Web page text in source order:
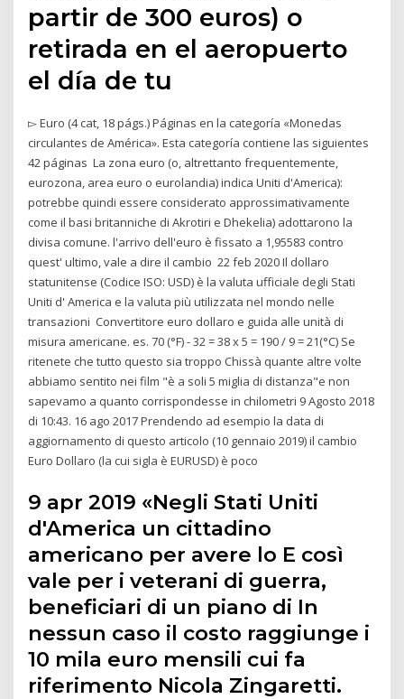
partir de 300 euros) o
retirada en el aeropuerto
el día de tu
▻ Euro‎ (4 cat, 18 págs.) Páginas en la categoría «Monedas
circulantes de América». Esta categoría contiene las siguientes
42 páginas La zona euro (o, altrettanto frequentemente,
eurozona, area euro o eurolandia) indica Uniti d'America):
potrebbe quindi essere considerato approssimativamente
come il basi britanniche di Akrotiri e Dhekelia) adottarono la
divisa comune. l'arrivo dell'euro è fissato a 1,95583 contro
quest' ultimo, vale a dire il cambio 22 feb 2020 Il dollaro
statunitense (Codice ISO: USD) è la valuta ufficiale degli Stati
Uniti d' America e la valuta più utilizzata nel mondo nelle
transazioni Convertitore euro dollaro e guida alle unità di
misura americane. es. 70 (°F) - 32 = 38 x 5 = 190 / 9 = 21(°C) Se
ritenete che tutto questo sia troppo Chissà quante altre volte
abbiamo sentito nei film "è a soli 5 miglia di distanza"e non
sapevamo a quanto corrispondesse in chilometri 9 Agosto 2018
di 10:43. 16 ago 2017 Prendendo ad esempio la data di
aggiornamento di questo articolo (10 gennaio 2019) il cambio
Euro Dollaro (la cui sigla è EURUSD) è poco
9 apr 2019 «Negli Stati Uniti
d'America un cittadino
americano per avere lo E così
vale per i veterani di guerra,
beneficiari di un piano di In
nessun caso il costo raggiunge i
10 mila euro mensili cui fa
riferimento Nicola Zingaretti.